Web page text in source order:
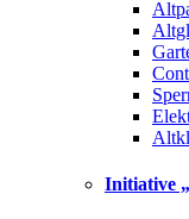
Initiative